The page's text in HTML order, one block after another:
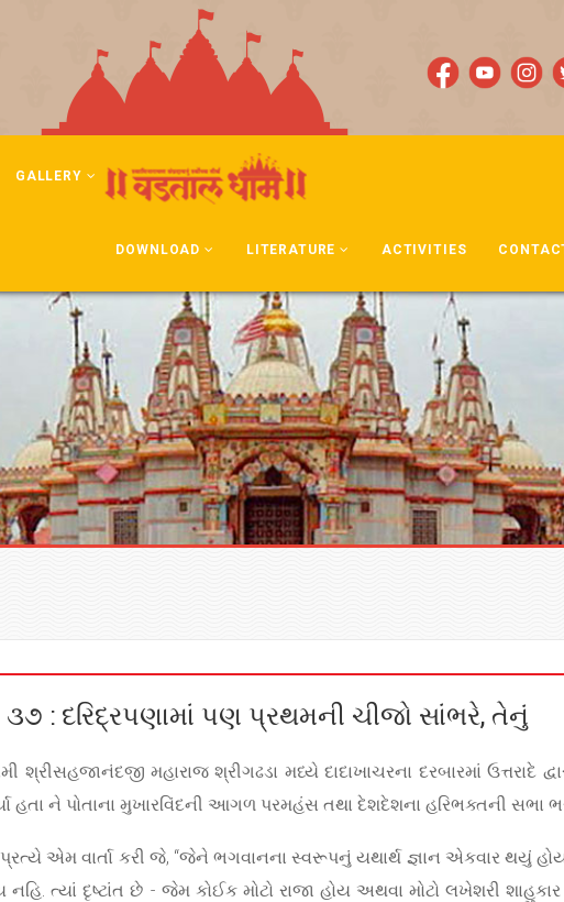
GALLERY
DOWNLOAD LITERATURE ACTIVITIES
: દરિદ્રપણામાં પણ પ્રથમની ચીજો સાંભરે, તેનું
મહારાજ શ્રીગઢડા મધ્યે દાદાખાચરના દરબારમાં ઉત્તરાદે
હતા ને પોતાના મુખારવિંદની આગળ પરમહંસ તથા દેશદેશના હરિભક્તની સભા
પ્રત્યે એમ વાર્તા કરી જે, “જેને ભગવાનના સ્વરૂપનું યથાર્થ જ્ઞાન એકવાર થયું
ત્યાં દૃષ્ટાંત છે - જેમ કોઈક મોટો રાજા હોય અથવા મોટો લખેશરી